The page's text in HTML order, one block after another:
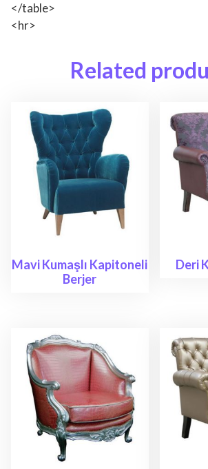
</table>
<hr>
Related
Mavi Kumaşlı Kapitoneli
Berjer
Deri